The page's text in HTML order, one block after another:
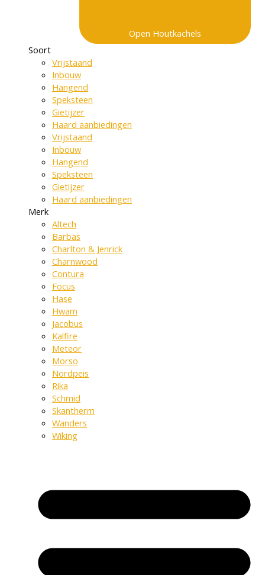
Open Houtkachels
Soort
Vrijstaand
Inbouw
Hangend
Speksteen
Gietijzer
Haard aanbiedingen
Vrijstaand
Inbouw
Hangend
Speksteen
Gietijzer
Haard aanbiedingen
Merk
Altech
Barbas
Charlton & Jenrick
Charnwood
Contura
Focus
Hase
Hwam
Jacobus
Kalfire
Meteor
Morso
Nordpeis
Rika
Schmid
Skantherm
Wanders
Wiking